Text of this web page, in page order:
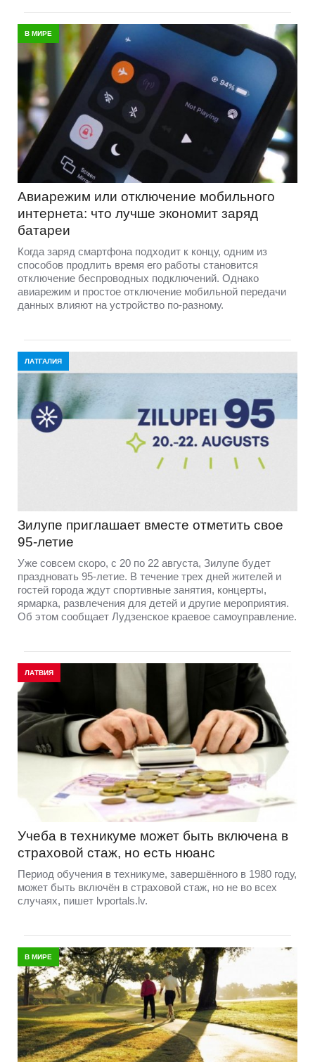
В МИРЕ
Авиарежим или отключение мобильного
интернета: что лучше экономит заряд
батареи
Когда заряд смартфона подходит к концу, одним из
способов продлить время его работы становится
отключение беспроводных подключений. Однако
авиарежим и простое отключение мобильной передачи
данных влияют на устройство по-разному.
ЛАТГАЛИЯ
Зилупе приглашает вместе отметить свое
95-летие
Уже совсем скоро, с 20 по 22 августа, Зилупе будет
праздновать 95-летие. В течение трех дней жителей и
гостей города ждут спортивные занятия, концерты,
ярмарка, развлечения для детей и другие мероприятия.
Об этом сообщает Лудзенское краевое самоуправление.
ЛАТВИЯ
Учеба в техникуме может быть включена в
страховой стаж, но есть нюанс
Период обучения в техникуме, завершённого в 1980 году,
может быть включён в страховой стаж, но не во всех
случаях, пишет lvportals.lv.
В МИРЕ